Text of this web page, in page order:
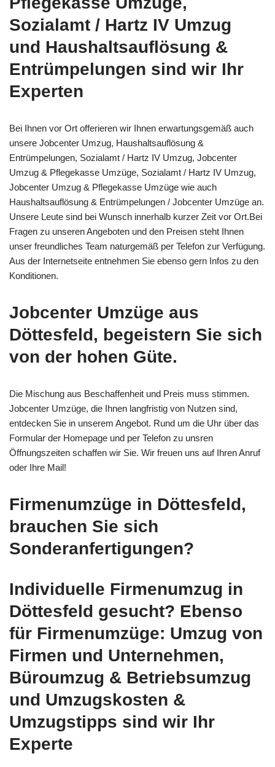
Sozialamt / Hartz IV Umzug
und Haushaltsauflösung &
Entrümpelungen sind wir Ihr
Experten
Bei Ihnen vor Ort offerieren wir Ihnen erwartungsgemäß auch
unsere Jobcenter Umzug, Haushaltsauflösung &
Entrümpelungen, Sozialamt / Hartz IV Umzug, Jobcenter
Umzug & Pflegekasse Umzüge, Sozialamt / Hartz IV Umzug,
Jobcenter Umzug & Pflegekasse Umzüge wie auch
Haushaltsauflösung & Entrümpelungen / Jobcenter Umzüge an.
Unsere Leute sind bei Wunsch innerhalb kurzer Zeit vor Ort.Bei
Fragen zu unseren Angeboten und den Preisen steht Ihnen
unser freundliches Team naturgemäß per Telefon zur Verfügung.
Aus der Internetseite entnehmen Sie ebenso gern Infos zu den
Konditionen.
Jobcenter Umzüge aus
Döttesfeld, begeistern Sie sich
von der hohen Güte.
Die Mischung aus Beschaffenheit und Preis muss stimmen.
Jobcenter Umzüge, die Ihnen langfristig von Nutzen sind,
entdecken Sie in unserem Angebot. Rund um die Uhr über das
Formular der Homepage und per Telefon zu unsren
Öffnungszeiten schaffen wir Sie. Wir freuen uns auf Ihren Anruf
oder Ihre Mail!
Firmenumzüge in Döttesfeld,
brauchen Sie sich
Sonderanfertigungen?
Individuelle Firmenumzug in
Döttesfeld gesucht? Ebenso
für Firmenumzüge: Umzug von
Firmen und Unternehmen,
Büroumzug & Betriebsumzug
und Umzugskosten &
Umzugstipps sind wir Ihr
Experte